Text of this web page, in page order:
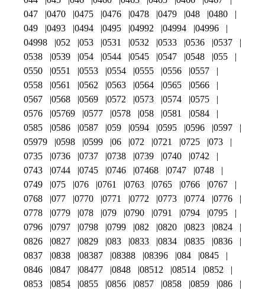
047
0470 0475 0476 0478 0479 048
0480
049
0493 0494 0495 04992 04994
04996
04998
052 053 0531 0532 0533 0536
0537
0538
0539 054 0544 0545 0547 0548
055
0550
0551 0553 0554 0555 0556
0557
0558
0561 0562 0563 0564 0565
0566
0567
0568 0569 0572 0573 0574
0575
0576
05769 0577 0578 058 0581
0584
0585
0586 0587 059 0594 0595 0596
0597
05979
0598 0599 06 072 0721 0725
073
0735
0736 0737 0738 0739 0740
0742
0743
0744 0745 0746 07468 0747
0748
0749
075 076 0761 0763 0765 0766
0767
0768
077 0770 0771 0772 0773 0774
0776
0778
0779 078 079 0790 0791 0794
0795
0796
0797 0798 0799 082 0820 0823
0824
0826
0827 0829 083 0833 0834 0835
0836
0837
0838 08387 08388 08396 084
0845
0846
0847 08477 0848 08512 08514
0852
0853
0854 0855 0856 0857 0858 0859
086